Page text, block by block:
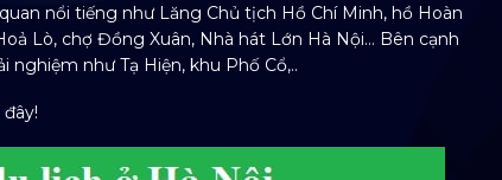
nổi tiếng như Lăng Chủ tịch Hồ Chí Minh, hồ Hoàn
Lò, chợ Đồng Xuân, Nhà hát Lớn Hà Nội… Bên cạnh
như Tạ Hiện, khu Phố Cổ,..